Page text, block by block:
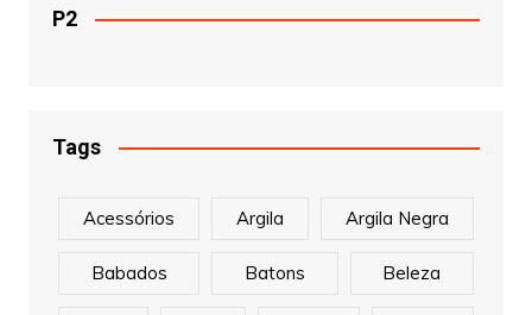
P2
Tags
Acessórios Argila Argila Negra
Babados Batons Beleza